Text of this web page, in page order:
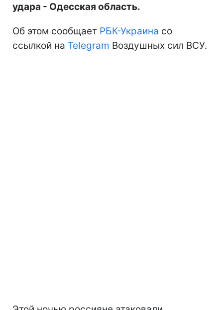
удара - Одесская область.
Об этом сообщает РБК-Украина со
ссылкой на Telegram Воздушных сил ВСУ.